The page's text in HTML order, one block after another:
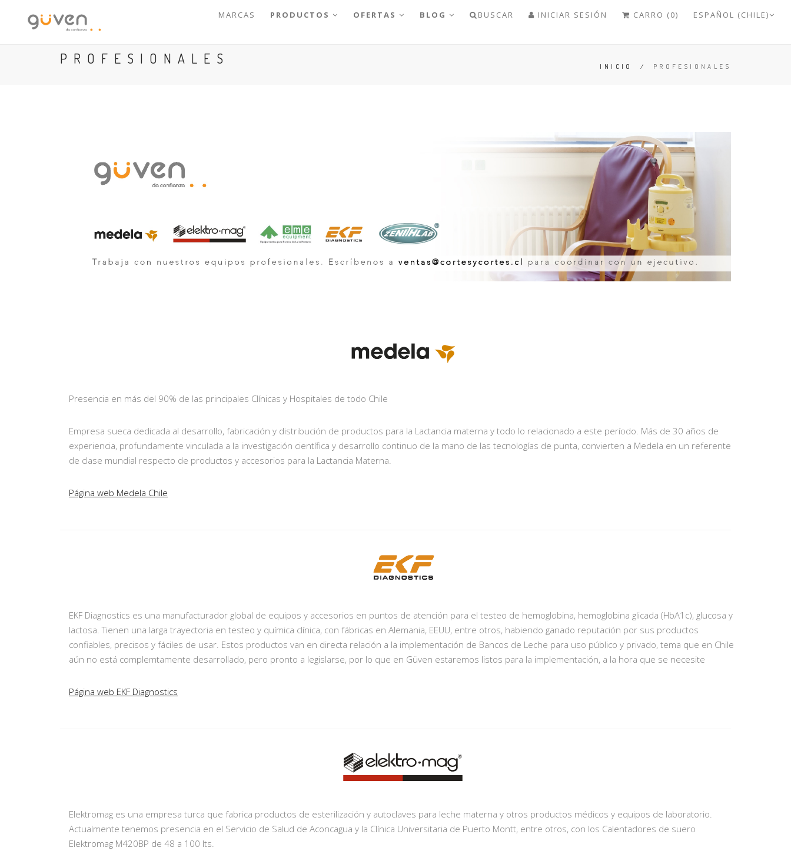
MARCAS PRODUCTOS OFERTAS BLOG BUSCAR INICIAR SESIÓN CARRO (0) ESPAÑOL (CHILE)
PROFESIONALES INICIO / PROFESIONALES
Presencia en más del 90% de las principales Clínicas y Hospitales de todo Chile
Empresa sueca dedicada al desarrollo, fabricación y distribución de productos para la Lactancia materna y todo lo relacionado a este período. Más de 30 años de
experiencia, profundamente vinculada a la investigación científica y desarrollo continuo de la mano de las tecnologías de punta, convierten a Medela en un referente
de clase mundial respecto de productos y accesorios para la Lactancia Materna.
Página web Medela Chile
EKF Diagnostics es una manufacturador global de equipos y accesorios en puntos de atención para el testeo de hemoglobina, hemoglobina glicada (HbA1c), glucosa y
lactosa. Tienen una larga trayectoria en testeo y química clínica, con fábricas en Alemania, EEUU, entre otros, habiendo ganado reputación por sus productos
confiables, precisos y fáciles de usar. Estos productos van en directa relación a la implementación de Bancos de Leche para uso público y privado, tema que en Chile
aún no está complemtamente desarrollado, pero pronto a legislarse, por lo que en Güven estaremos listos para la implementación, a la hora que se necesite
Página web EKF Diagnostics
Elektromag es una empresa turca que fabrica productos de esterilización y autoclaves para leche materna y otros productos médicos y equipos de laboratorio.
Actualmente tenemos presencia en el Servicio de Salud de Aconcagua y la Clínica Universitaria de Puerto Montt, entre otros, con los Calentadores de suero
Elektromag M420BP de 48 a 100 lts.